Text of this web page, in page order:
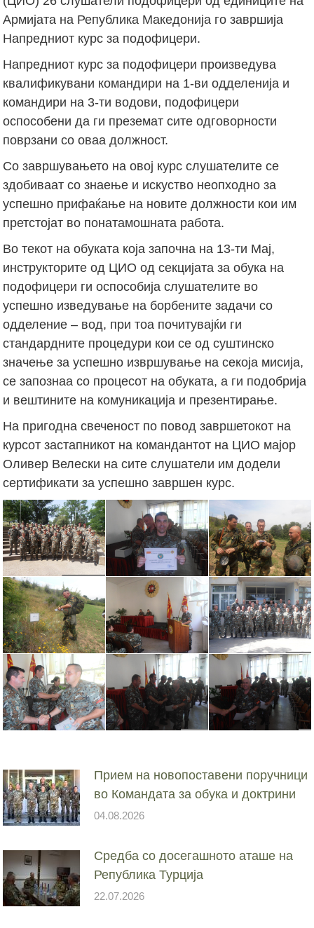
Армијата на Република Македонија го завршија
Напредниот курс за подофицери.
Напредниот курс за подофицери произведува
квалификувани командири на 1-ви одделенија и
командири на 3-ти водови, подофицери
оспособени да ги преземат сите одговорности
поврзани со оваа должност.
Со завршувањето на овој курс слушателите се
здобиваат со знаење и искуство неопходно за
успешно прифаќање на новите должности кои им
претстојат во понатамошната работа.
Во текот на обуката која започна на 13-ти Мај,
инструкторите од ЦИО од секцијата за обука на
подофицери ги оспособија слушателите во
успешно изведување на борбените задачи со
одделение – вод, при тоа почитувајќи ги
стандардните процедури кои се од суштинско
значење за успешно извршување на секоја мисија,
се запознаа со процесот на обуката, а ги подобрија
и вештините на комуникација и презентирање.
На пригодна свеченост по повод завршетокот на
курсот застапникот на командантот на ЦИО мајор
Оливер Велески на сите слушатели им додели
сертификати за успешно завршен курс.
Прием на новопоставени поручници
во Командата за обука и доктрини
04.08.2026
Средба со досегашното аташе на
Република Турција
22.07.2026